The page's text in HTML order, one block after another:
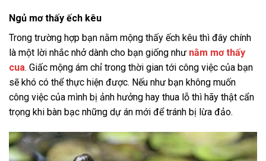
Ngủ mơ thấy ếch kêu
Trong trường hợp bạn nằm mộng thấy ếch kêu thì đây chính
là một lời nhắc nhở dành cho bạn giống như nằm mơ thấy
cua. Giấc mộng ám chỉ trong thời gian tới công việc của bạn
sẽ khó có thể thực hiện được. Nếu như bạn không muốn
công việc của mình bị ảnh hưởng hay thua lỗ thì hãy thật cẩn
trọng khi bàn bạc những dự án mới để tránh bị lừa đảo.